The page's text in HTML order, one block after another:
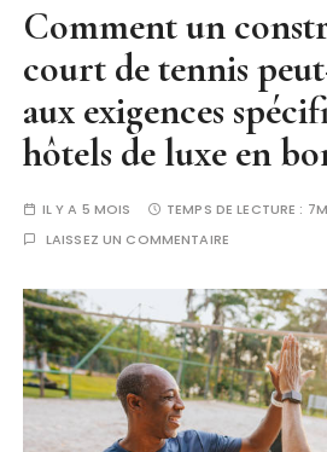
Comment un
court de tennis
aux exigences
hôtels de luxe en
IL Y A 5 MOIS TEMPS DE LECTURE :
LAISSEZ UN COMMENTAIRE